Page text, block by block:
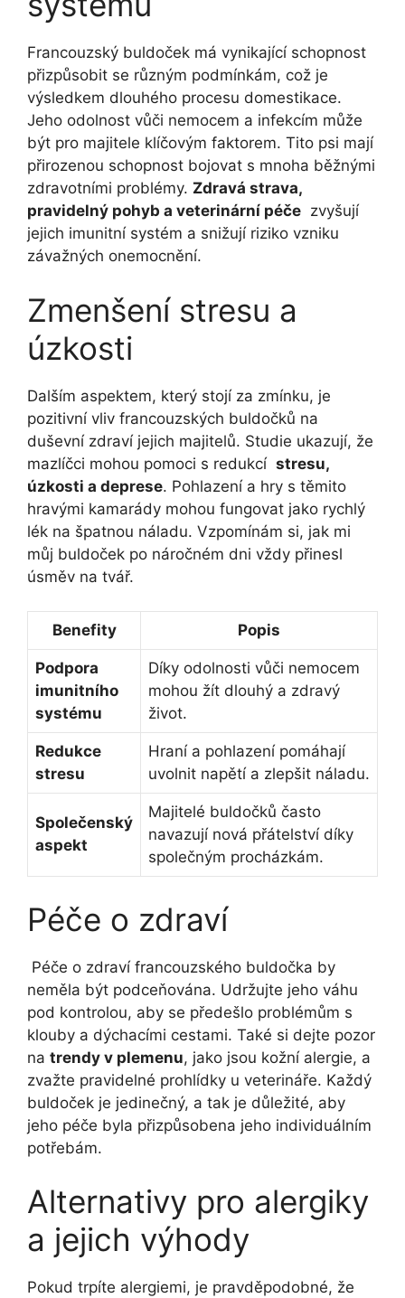
Francouzský buldoček má vynikající schopnost
přizpůsobit se různým podmínkám, což je
‍výsledkem dlouhého procesu domestikace.
Jeho odolnost vůči nemocem⁤ a ‌infekcím může
být pro majitele klíčovým faktorem. Tito ⁣psi‌ mají
‌přirozenou schopnost bojovat s mnoha⁤ běžnými
zdravotními problémy.​ Zdravá strava,
pravidelný pohyb a veterinární péče ⁣ zvyšují
jejich imunitní systém‍ a snižují riziko vzniku
závažných onemocnění.
Zmenšení stresu a‍
úzkosti
Dalším aspektem, který stojí⁤ za ‌zmínku, je
pozitivní vliv francouzských buldočků na
duševní zdraví jejich majitelů. Studie ukazují, že
‌mazlíčci‌ mohou pomoci s redukcí ‍ stresu,
úzkosti a deprese. Pohlazení ⁢a ⁤hry s těmito
hravými kamarády mohou ⁣fungovat jako rychlý
lék na špatnou náladu. Vzpomínám ⁤si, jak mi
můj buldoček po náročném dni ‌vždy přinesl
úsměv na tvář.
Benefity Popis
Podpora
imunitního
systému
Díky odolnosti vůči nemocem
mohou žít dlouhý a zdravý
život.
Redukce
stresu
Hraní a pohlazení pomáhají
uvolnit napětí a zlepšit⁣ náladu.
Společenský
aspekt
Majitelé buldočků‌ často⁤
navazují nová přátelství díky‍
společným procházkám.
Péče o zdraví
⁣ Péče ⁢o zdraví francouzského buldočka by
neměla být podceňována. ​Udržujte jeho váhu
pod kontrolou, aby se předešlo problémům ​s
klouby a dýchacími‌ cestami. Také ‍si dejte pozor
na trendy ​v plemenu, jako jsou ‍kožní⁢ alergie, ​a
zvažte pravidelné prohlídky u veterináře. Každý⁢
buldoček je jedinečný, a tak je důležité, aby​
jeho péče byla přizpůsobena jeho individuálním
potřebám.
Alternativy pro ⁢alergiky
a jejich výhody
Pokud trpíte ⁣alergiemi, je pravděpodobné, že